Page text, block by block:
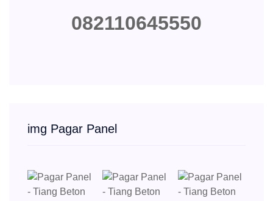
082110645550
img Pagar Panel